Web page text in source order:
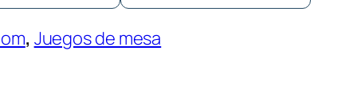
, Juegos de mesa